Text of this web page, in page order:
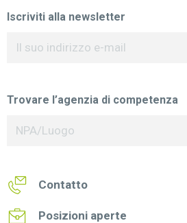
Iscriviti alla newsletter
Trovare l’agenzia di competenza
Contatto
Posizioni aperte